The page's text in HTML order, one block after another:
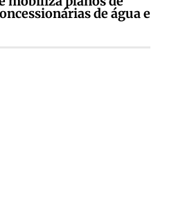
de água e